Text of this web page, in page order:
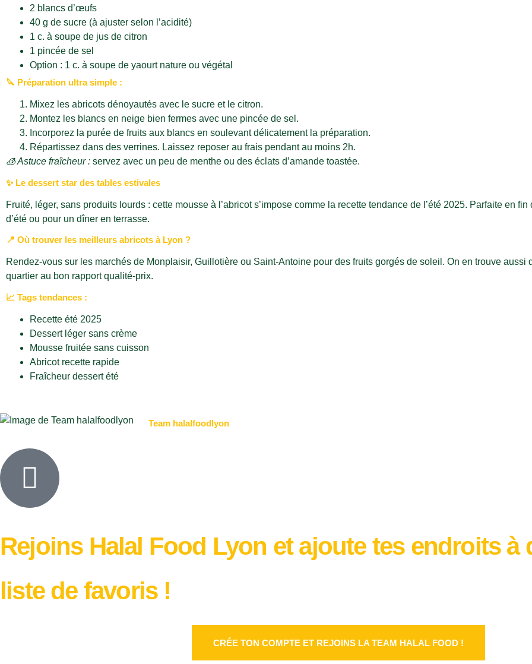
2 blancs d’œufs
40 g de sucre (à ajuster selon l’acidité)
1 c. à soupe de jus de citron
1 pincée de sel
Option : 1 c. à soupe de yaourt nature ou végétal
🔪 Préparation ultra simple :
Mixez les abricots dénoyautés avec le sucre et le citron.
Montez les blancs en neige bien fermes avec une pincée de sel.
Incorporez la purée de fruits aux blancs en soulevant délicatement la préparation.
Répartissez dans des verrines. Laissez reposer au frais pendant au moins 2h.
🧊 Astuce fraîcheur : servez avec un peu de menthe ou des éclats d’amande toastée.
✨ Le dessert star des tables estivales
Fruité, léger, sans produits lourds : cette mousse à l’abricot s’impose comme la recette tendance de l’été 2025. Parfaite en
d’été ou pour un dîner en terrasse.
📍 Où trouver les meilleurs abricots à Lyon ?
Rendez-vous sur les marchés de Monplaisir, Guillotière ou Saint-Antoine pour des fruits gorgés de soleil. On en trouve aussi
quartier au bon rapport qualité-prix.
📈 Tags tendances :
Recette été 2025
Dessert léger sans crème
Mousse fruitée sans cuisson
Abricot recette rapide
Fraîcheur dessert été
Team halalfoodlyon
Rejoins Halal Food Lyon et ajoute tes endroits à
liste de favoris !
CRÉE TON COMPTE ET REJOINS LA TEAM HALAL FOOD !